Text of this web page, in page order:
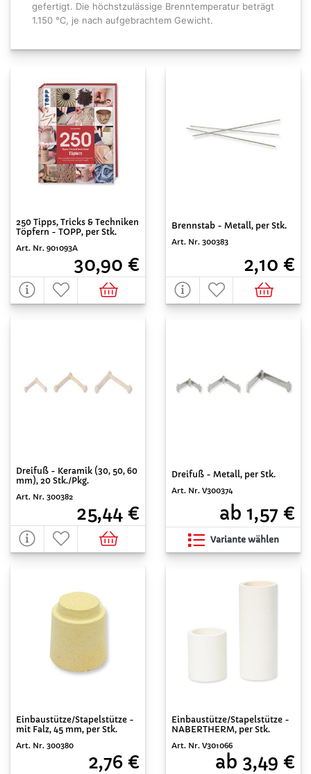
gefertigt. Die höchstzulässige Brenntemperatur beträgt
1.150 °C, je nach aufgebrachtem Gewicht.
250 Tipps, Tricks & Techniken
Töpfern - TOPP, per Stk.
Art. Nr. 901093A
30,90 €
Brennstab - Metall, per Stk.
Art. Nr. 300383
2,10 €
Dreifuß - Keramik (30, 50, 60
mm), 20 Stk./Pkg.
Art. Nr. 300382
25,44 €
Dreifuß - Metall, per Stk.
Art. Nr. V300374
ab 1,57 €
Variante wählen
Einbaustütze/Stapelstütze -
mit Falz, 45 mm, per Stk.
Art. Nr. 300380
2,76 €
Einbaustütze/Stapelstütze -
NABERTHERM, per Stk.
Art. Nr. V301066
ab 3,49 €